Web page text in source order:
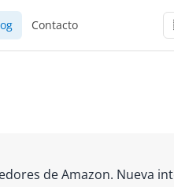
Contacto
de Amazon. Nueva